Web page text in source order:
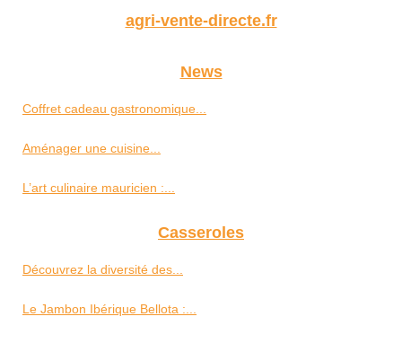
agri-vente-directe.fr
News
Coffret cadeau gastronomique...
Aménager une cuisine...
L’art culinaire mauricien :...
Casseroles
Découvrez la diversité des...
Le Jambon Ibérique Bellota :...